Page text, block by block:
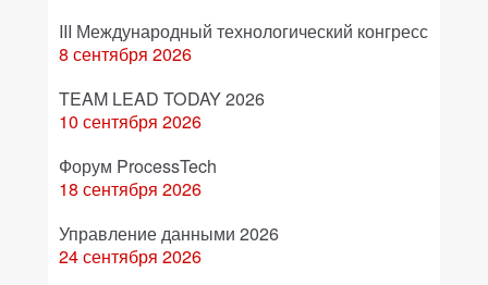
III Международный технологический конгресс
8 сентября 2026
TEAM LEAD TODAY 2026
10 сентября 2026
Форум ProcessTech
18 сентября 2026
Управление данными 2026
24 сентября 2026